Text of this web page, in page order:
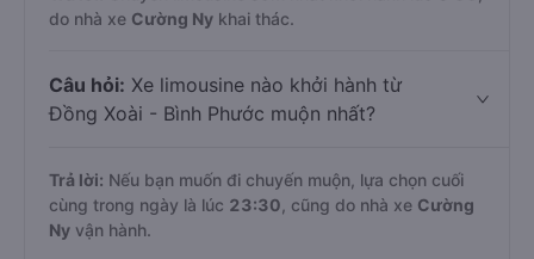
do nhà xe Cường Ny khai thác.
Câu hỏi: Xe limousine nào khởi hành từ
Đồng Xoài - Bình Phước muộn nhất?
Trả lời: Nếu bạn muốn đi chuyến muộn, lựa chọn cuối
cùng trong ngày là lúc 23:30 , cũng do nhà xe Cường
Ny vận hành.